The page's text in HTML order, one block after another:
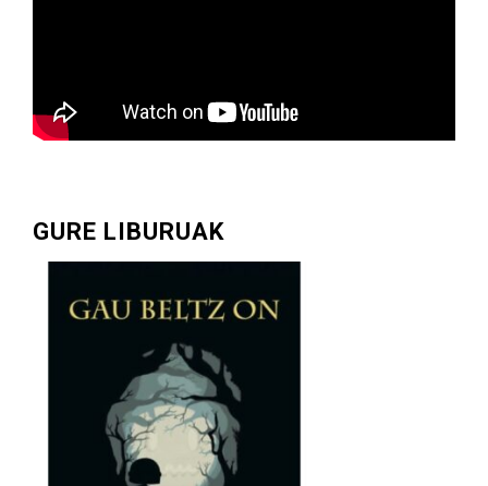
GURE LIBURUAK